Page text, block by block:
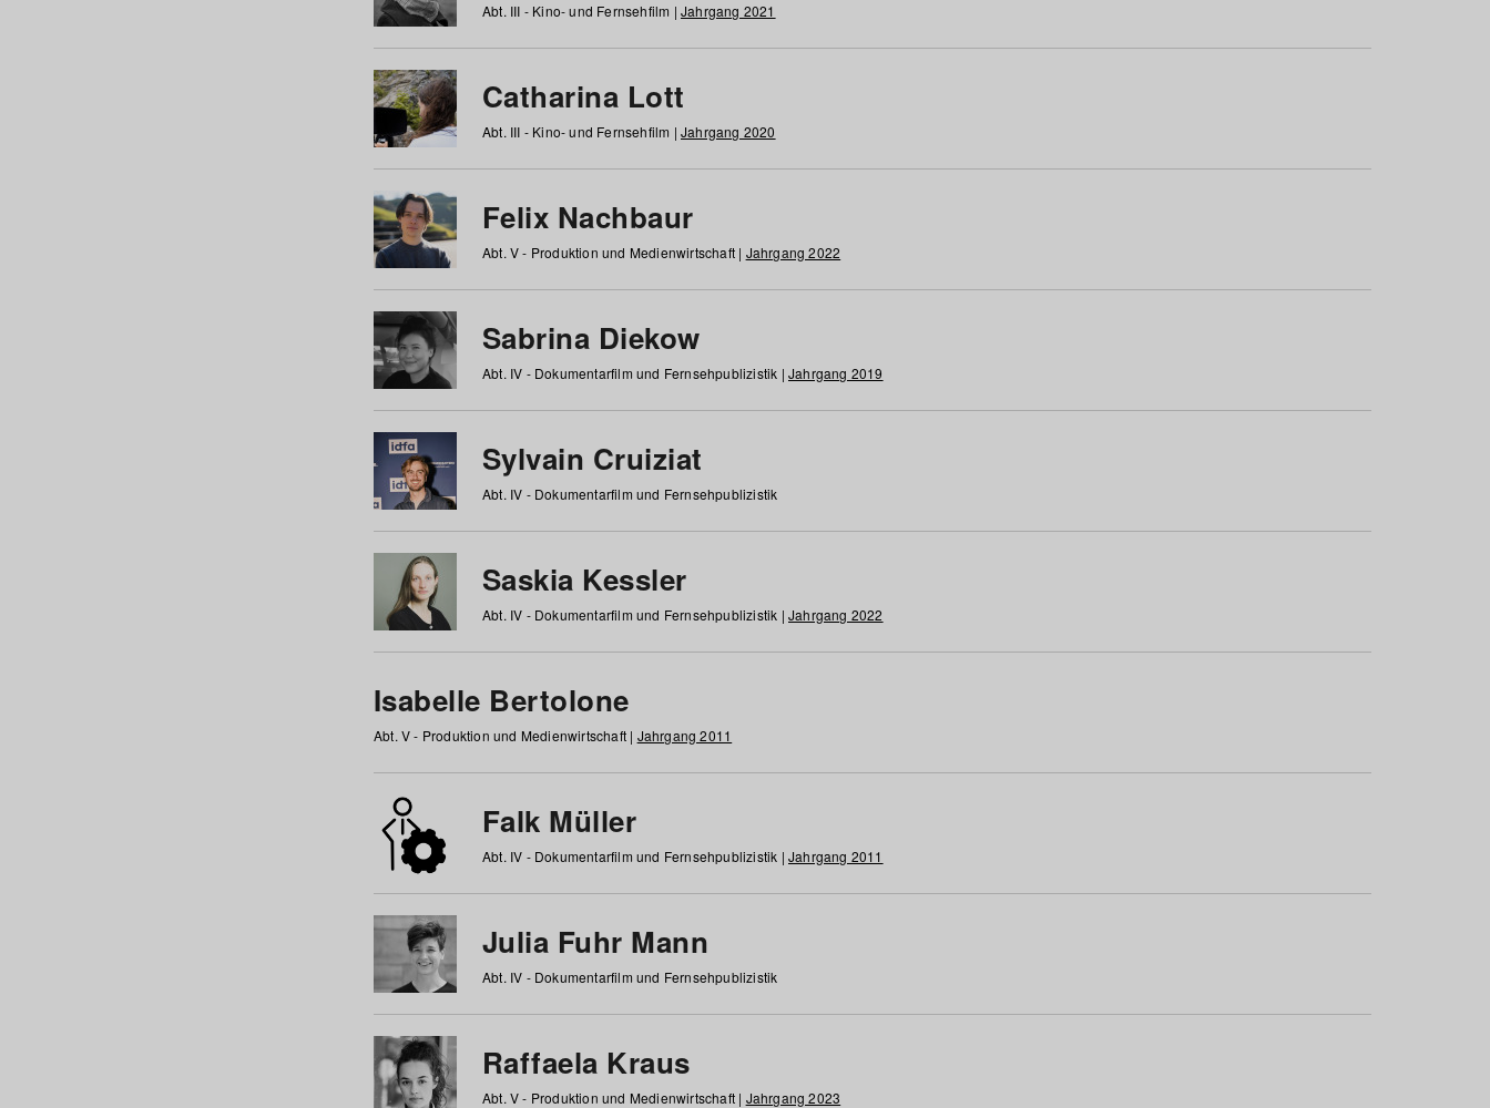
Abt. III - Kino- und Fernsehfilm | Jahrgang 2021
Catharina Lott
Abt. III - Kino- und Fernsehfilm | Jahrgang 2020
Felix Nachbaur
Abt. V - Produktion und Medienwirtschaft | Jahrgang 2022
Sabrina Diekow
Abt. IV - Dokumentarfilm und Fernsehpublizistik | Jahrgang 2019
Sylvain Cruiziat
Abt. IV - Dokumentarfilm und Fernsehpublizistik
Saskia Kessler
Abt. IV - Dokumentarfilm und Fernsehpublizistik | Jahrgang 2022
Isabelle Bertolone
Abt. V - Produktion und Medienwirtschaft | Jahrgang 2011
Falk Müller
Abt. IV - Dokumentarfilm und Fernsehpublizistik | Jahrgang 2011
Julia Fuhr Mann
Abt. IV - Dokumentarfilm und Fernsehpublizistik
Raffaela Kraus
Abt. V - Produktion und Medienwirtschaft | Jahrgang 2023